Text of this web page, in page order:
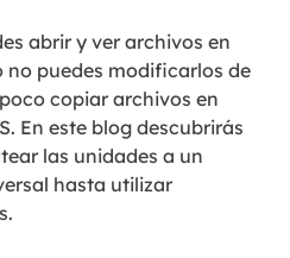
abrir y ver archivos en
no puedes modificarlos de
copiar archivos en
En este blog descubrirás
las unidades a un
hasta utilizar